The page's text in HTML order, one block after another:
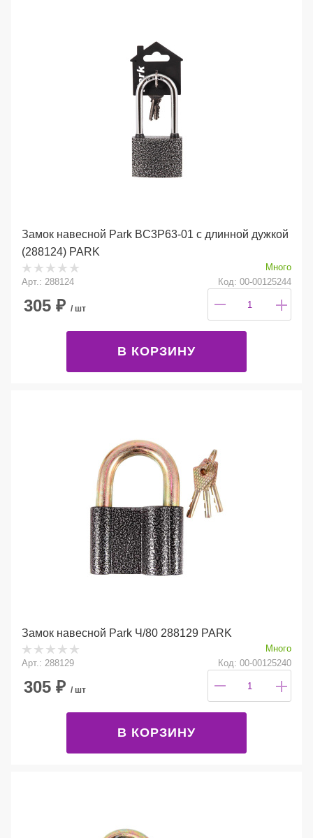
Замок навесной Park BC3P63-01 с длинной дужкой
(288124) PARK
Много
Арт.: 288124
Код: 00-00125244
305 ₽ / шт
В КОРЗИНУ
Замок навесной Park Ч/80 288129 PARK
Много
Арт.: 288129
Код: 00-00125240
305 ₽ / шт
В КОРЗИНУ